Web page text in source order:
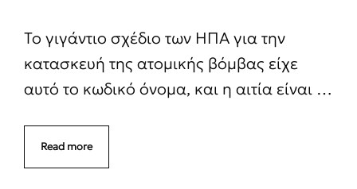
Το γιγάντιο σχέδιο των ΗΠΑ για την
κατασκευή της ατομικής βόμβας είχε
αυτό το κωδικό όνομα, και η αιτία είναι …
Read more